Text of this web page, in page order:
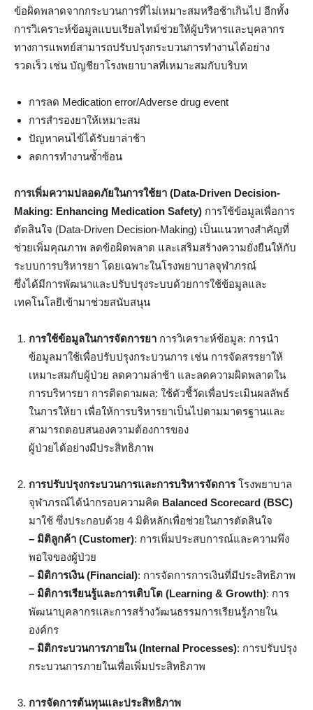
ข้อผิดพลาดจากกระบวนการที่ไม่เหมาะสมหรือช้าเกินไป อีกทั้ง
การวิเคราะห์ข้อมูลแบบเรียลไทม์ช่วยให้ผู้บริหารและบุคลากร
ทางการแพทย์สามารถปรับปรุงกระบวนการทำงานได้อย่าง
รวดเร็ว เช่น บัญชียาโรงพยาบาลที่เหมาะสมกับบริบท
การลด Medication error/Adverse drug event
การสำรองยาให้เหมาะสม
ปัญหาคนไข้ได้รับยาล่าช้า
ลดการทำงานซ้ำซ้อน
การเพิ่มความปลอดภัยในการใช้ยา (Data-Driven Decision-
Making: Enhancing Medication Safety) การใช้ข้อมูลเพื่อการ
ตัดสินใจ (Data-Driven Decision-Making) เป็นแนวทางสำคัญที่
ช่วยเพิ่มคุณภาพ ลดข้อผิดพลาด และเสริมสร้างความยั่งยืนให้กับ
ระบบการบริหารยา โดยเฉพาะในโรงพยาบาลจุฬาภรณ์
ซึ่งได้มีการพัฒนาและปรับปรุงระบบด้วยการใช้ข้อมูลและ
เทคโนโลยีเข้ามาช่วยสนับสนุน
การใช้ข้อมูลในการจัดการยา การวิเคราะห์ข้อมูล: การนำ
ข้อมูลมาใช้เพื่อปรับปรุงกระบวนการ เช่น การจัดสรรยาให้
เหมาะสมกับผู้ป่วย ลดความล่าช้า และลดความผิดพลาดใน
การบริหารยา การติดตามผล: ใช้ตัวชี้วัดเพื่อประเมินผลลัพธ์
ในการให้ยา เพื่อให้การบริหารยาเป็นไปตามมาตรฐานและ
สามารถตอบสนองความต้องการของ
ผู้ป่วยได้อย่างมีประสิทธิภาพ
การปรับปรุงกระบวนการและการบริหารจัดการโรงพยาบาล
จุฬาภรณ์ได้นำกรอบความคิด Balanced Scorecard (BSC)
มาใช้ ซึ่งประกอบด้วย 4 มิติหลักเพื่อช่วยในการตัดสินใจ
– มิติลูกค้า (Customer): การเพิ่มประสบการณ์และความพึง
พอใจของผู้ป่วย
– มิติการเงิน (Financial): การจัดการการเงินที่มีประสิทธิภาพ
– มิติการเรียนรู้และการเติบโต (Learning & Growth): การ
พัฒนาบุคลากรและการสร้างวัฒนธรรมการเรียนรู้ภายใน
องค์กร
– มิติกระบวนการภายใน (Internal Processes): การปรับปรุง
กระบวนการภายในเพื่อเพิ่มประสิทธิภาพ
การจัดการต้นทุนและประสิทธิภาพ